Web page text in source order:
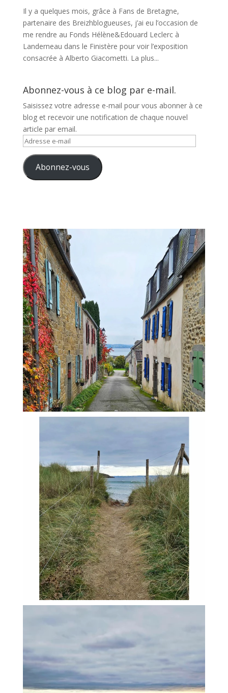
Il y a quelques mois, grâce à Fans de Bretagne,
partenaire des Breizhblogueuses, j’ai eu l’occasion de
me rendre au Fonds Hélène&Edouard Leclerc à
Landerneau dans le Finistère pour voir l’exposition
consacrée à Alberto Giacometti. La plus...
Abonnez-vous à ce blog par e-mail.
Saisissez votre adresse e-mail pour vous abonner à ce
blog et recevoir une notification de chaque nouvel
article par email.
Adresse
mail Abonnez-vous